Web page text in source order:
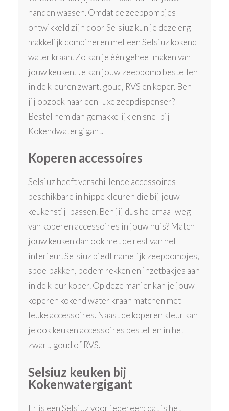
handen wassen. Omdat de zeeppompjes
ontwikkeld zijn door Selsiuz kun je deze erg
makkelijk combineren met een Selsiuz kokend
water kraan. Zo kan je één geheel maken van
jouw keuken. Je kan jouw zeeppomp bestellen
in de kleuren zwart, goud, RVS en koper. Ben
jij opzoek naar een luxe zeepdispenser?
Bestel hem dan gemakkelijk en snel bij
Kokendwatergigant.
Koperen accessoires
Selsiuz heeft verschillende accessoires
beschikbare in hippe kleuren die bij jouw
keukenstijl passen. Ben jij dus helemaal weg
van koperen accessoires in jouw huis? Match
jouw keuken dan ook met de rest van het
interieur. Selsiuz biedt namelijk zeeppompjes,
spoelbakken, bodem rekken en inzetbakjes aan
in de kleur koper. Op deze manier kan je jouw
koperen kokend water kraan matchen met
leuke accessoires. Naast de koperen kleur kan
je ook keuken accessoires bestellen in het
zwart, goud of RVS.
Selsiuz keuken bij
Kokenwatergigant
Er is een Selsiuz voor iedereen; dat is het